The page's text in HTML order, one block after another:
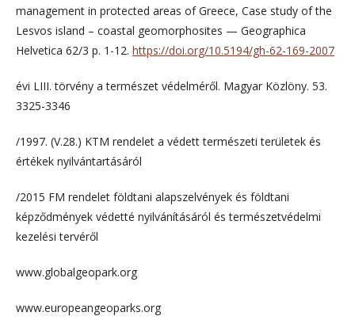
management in protected areas of Greece, Case study of the
Lesvos island – coastal geomorphosites — Geographica
Helvetica 62/3 p. 1-12. https://doi.org/10.5194/gh-62-169-2007
évi LIII. törvény a természet védelméről. Magyar Közlöny. 53.
3325-3346
/1997. (V.28.) KTM rendelet a védett természeti területek és
értékek nyilvántartásáról
/2015 FM rendelet földtani alapszelvények és földtani
képződmények védetté nyilvánításáról és természetvédelmi
kezelési tervéről
www.globalgeopark.org
www.europeangeoparks.org